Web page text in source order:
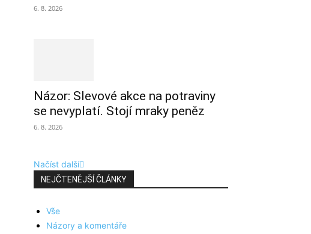
6. 8. 2026
Názor: Slevové akce na potraviny
se nevyplatí. Stojí mraky peněz
6. 8. 2026
Načíst další
NEJČTENĚJŠÍ ČLÁNKY
Vše
Názory a komentáře